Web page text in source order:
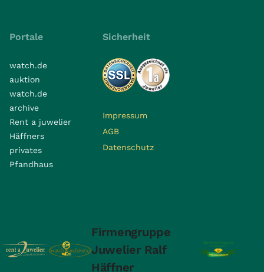
Portale
watch.de
auktion
watch.de
archive
Rent a juwelier
Häffners
privates
Pfandhaus
Sicherheit
Impressum
AGB
Datenschutz
Firmengruppe
Juwelier Ralf
Häffner